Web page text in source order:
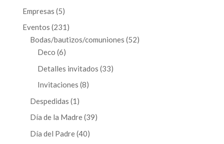
Empresas 55
productos
Eventos 231 231
productos
Bodas/bautizos/comuniones 5252
Deco 66
productos
Detalles invitados 3333
Invitaciones 88
Despedidas 1 1
producto
Día de la Madre 3939
Día del Padre 4040